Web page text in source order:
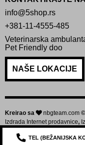
info@5shop.rs
+381-11-4555-485
Veterinarska
Pet Friendly doo
NAŠE LOKACIJE
Kreirao sa nbgteam.com
Izdrada Internet prodavnice,
TEL (BEŽANIJSKA